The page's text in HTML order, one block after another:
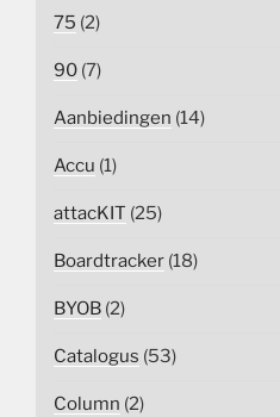
75 (2)
90 (7)
Aanbiedingen (14)
Accu (1)
attacKIT (25)
Boardtracker (18)
BYOB (2)
Catalogus (53)
Column (2)